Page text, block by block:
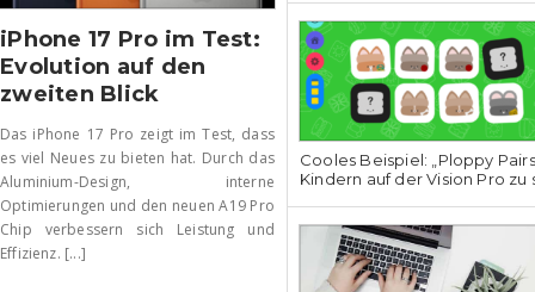
iPhone 17 Pro im Test:
Evolution auf den
zweiten Blick
Das iPhone 17 Pro zeigt im Test, dass
es viel Neues zu bieten hat. Durch das
Aluminium-Design, interne
Optimierungen und den neuen A19 Pro
Chip verbessern sich Leistung und
Effizienz. [...]
Cooles Beispiel: „Ploppy
Kindern auf der Vision Pro zu